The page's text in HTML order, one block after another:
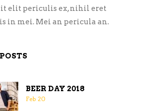
elit periculis ex, nihil eret
in mei. Mei an pericula an.
BEER DAY 2018
Feb 20